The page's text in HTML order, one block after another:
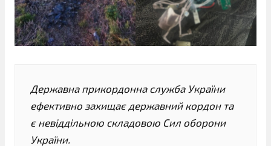
Державна прикордонна служба України
ефективно захищає державний кордон та
є невіддільною складовою Сил оборони
України.